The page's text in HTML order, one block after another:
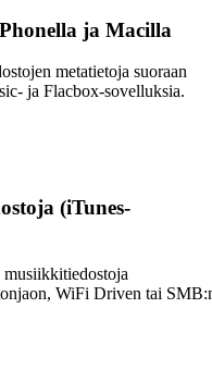
ja Macilla
metatietoja suoraan
ja Flacbox-sovelluksia.
(iTunes-
musiikkitiedostoja
WiFi Driven tai